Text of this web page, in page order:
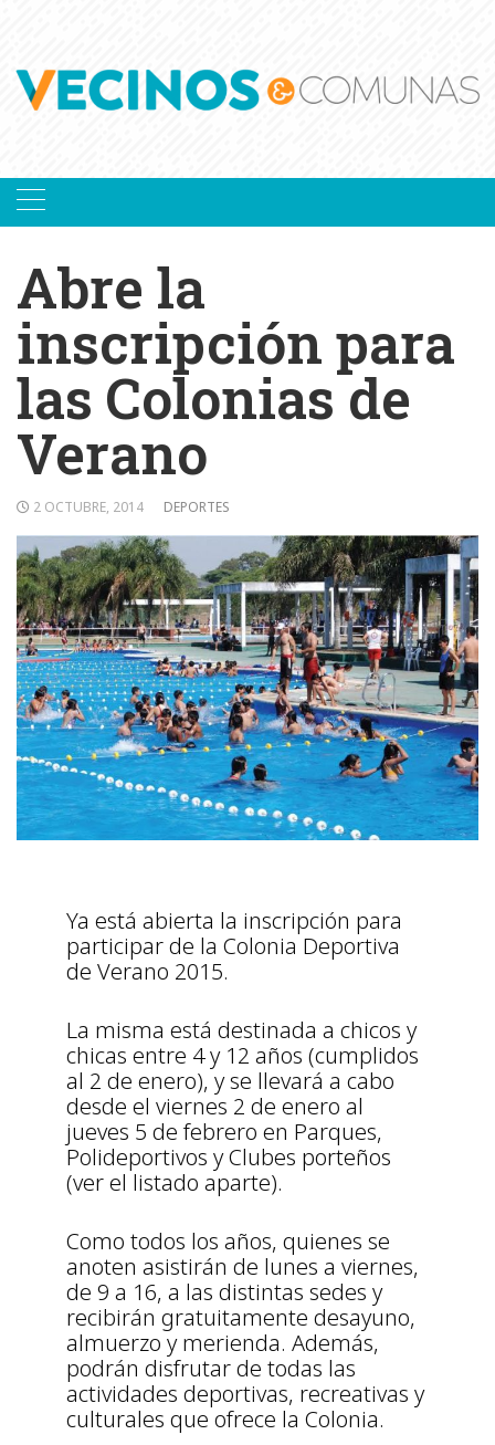
Abre la
inscripción para
las Colonias de
Verano
2 OCTUBRE, 2014 DEPORTES
Ya está abierta la inscripción para
participar de la Colonia Deportiva
de Verano 2015.
La misma está destinada a chicos y
chicas entre 4 y 12 años (cumplidos
al 2 de enero), y se llevará a cabo
desde el viernes 2 de enero al
jueves 5 de febrero en Parques,
Polideportivos y Clubes porteños
(ver el listado aparte).
Como todos los años, quienes se
anoten asistirán de lunes a viernes,
de 9 a 16, a las distintas sedes y
recibirán gratuitamente desayuno,
almuerzo y merienda. Además,
podrán disfrutar de todas las
actividades deportivas, recreativas y
culturales que ofrece la Colonia.